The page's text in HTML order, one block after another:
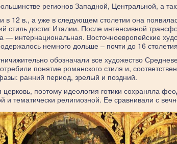
регионов Западной, Центральной, а
в 12 в., а уже в следующем столетии она
стиль достиг Италии. После интенсивной
— интернациональная. Восточноевропейские
немного дольше – почти до 16
обозначали все художество
понятие романского стиля и,
ранний период, зрелый и поздний.
церковь, поэтому идеология готики сохраняла
и тематически религиозной. Ее сравнивали с